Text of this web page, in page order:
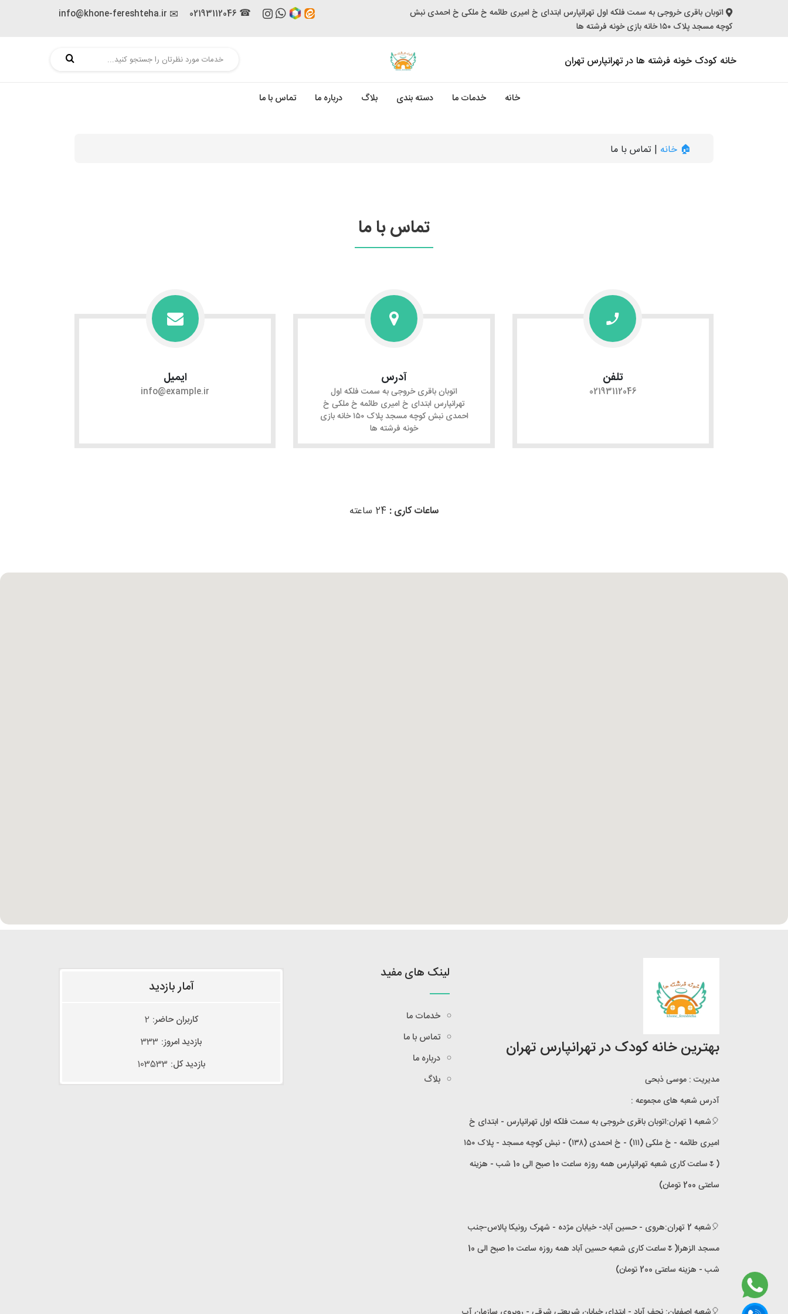
اتوبان باقری خروجی به سمت فلکه اول تهرانپارس ابتدای خ امیری طائمه خ ملکی خ احمدی نبش
کوچه مسجد پلاک ۱۵۰ خانه بازی خونه فرشته ها
☎
02193112046
✉
info@khone-fereshteha.ir
خانه کودک خونه فرشته ها در تهرانپارس تهران
خانه خدمات ما دسته بندی بلاگ درباره ما تماس با ما
🏠 خانه | تماس با ما
تماس با ما
تلفن
02193112046
آدرس
اتوبان باقری خروجی به سمت فلکه اول
تهرانپارس ابتدای خ امیری طائمه خ ملکی خ
احمدی نبش کوچه مسجد پلاک ۱۵۰ خانه بازی
خونه فرشته ها
ایمیل
info@example.ir
ساعات کاری :
بهترین خانه کودک در تهرانپارس تهران
مدیریت : موسی ذبحی
آدرس شعبه های مجموعه :
🎈شعبه 1 تهران:اتوبان باقری خروجی به سمت فلکه اول تهرانپارس - ابتدای خ
امیری طائمه - خ ملکی (۱۱۱) - خ احمدی (۱۳۸) - نبش کوچه مسجد - پلاک ۱۵۰
(🌷ساعت کاری شعبه تهرانپارس همه روزه ساعت 10 صبح الی 10 شب - هزینه
ساعتی 200 تومان)
🎈شعبه 2 تهران:هروی - حسین آباد- خیابان مژده - شهرک رونیکا پالاس-جنب
مسجد الزهرا(🌷ساعت کاری شعبه حسین آباد همه روزه ساعت 10 صبح الی 10
شب - هزینه ساعتی 200 تومان)
لینک های مفید
خدمات ما
تماس با ما
درباره ما
بلاگ
آمار بازدید
کاربران حاضر: 2
بازدید امروز: 333
بازدید کل: 103533